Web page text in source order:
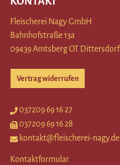
Fleischerei Nagy GmbH
Bahnhofstraße 13a
09439 Amtsberg OT Dittersdorf
Vertrag widerrufen
037209 69 16 27
037209 69 16 28
kontakt@fleischerei-nagy.de
Kontaktformular